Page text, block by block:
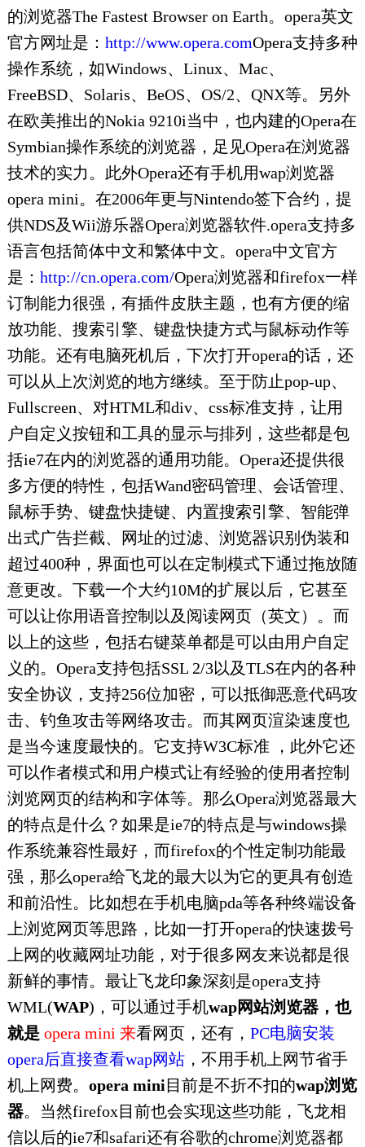
的浏览器The Fastest Browser on Earth。opera英文
官方网址是： http://www.opera.comOpera支持多种
操作系统，如Windows、Linux、Mac、
FreeBSD、Solaris、BeOS、OS/2、QNX等。另外
在欧美推出的Nokia 9210i当中，也内建的Opera在
Symbian操作系统的浏览器，足见Opera在浏览器
技术的实力。此外Opera还有手机用wap浏览器
opera mini。在2006年更与Nintendo签下合约，提
供NDS及Wii游乐器Opera浏览器软件.opera支持多
语言包括简体中文和繁体中文。opera中文官方
是： http://cn.opera.com/Opera浏览器和firefox一样
订制能力很强，有插件皮肤主题，也有方便的缩
放功能、搜索引擎、键盘快捷方式与鼠标动作等
功能。还有电脑死机后，下次打开opera的话，还
可以从上次浏览的地方继续。至于防止pop-up、
Fullscreen、对HTML和div、css标准支持，让用
户自定义按钮和工具的显示与排列，这些都是包
括ie7在内的浏览器的通用功能。Opera还提供很
多方便的特性，包括Wand密码管理、会话管理、
鼠标手势、键盘快捷键、内置搜索引擎、智能弹
出式广告拦截、网址的过滤、浏览器识别伪装和
超过400种，界面也可以在定制模式下通过拖放随
意更改。下载一个大约10M的扩展以后，它甚至
可以让你用语音控制以及阅读网页（英文）。而
以上的这些，包括右键菜单都是可以由用户自定
义的。Opera支持包括SSL 2/3以及TLS在内的各种
安全协议，支持256位加密，可以抵御恶意代码攻
击、钓鱼攻击等网络攻击。而其网页渲染速度也
是当今速度最快的。它支持W3C标准 ，此外它还
可以作者模式和用户模式让有经验的使用者控制
浏览网页的结构和字体等。那么Opera浏览器最大
的特点是什么？如果是ie7的特点是与windows操
作系统兼容性最好，而firefox的个性定制功能最
强，那么opera给飞龙的最大以为它的更具有创造
和前沿性。比如想在手机电脑pda等各种终端设备
上浏览网页等思路，比如一打开opera的快速拨号
上网的收藏网址功能，对于很多网友来说都是很
新鲜的事情。最让飞龙印象深刻是opera支持
WML(WAP)，可以通过手机wap网站浏览器，也
就是 opera mini 来看网页，还有， PC电脑安装
opera后直接查看wap网站，不用手机上网节省手
机上网费。 opera mini 目前是不折不扣的wap浏览
器。当然firefox目前也会实现这些功能，飞龙相
信以后的ie7和safari还有谷歌的chrome浏览器都